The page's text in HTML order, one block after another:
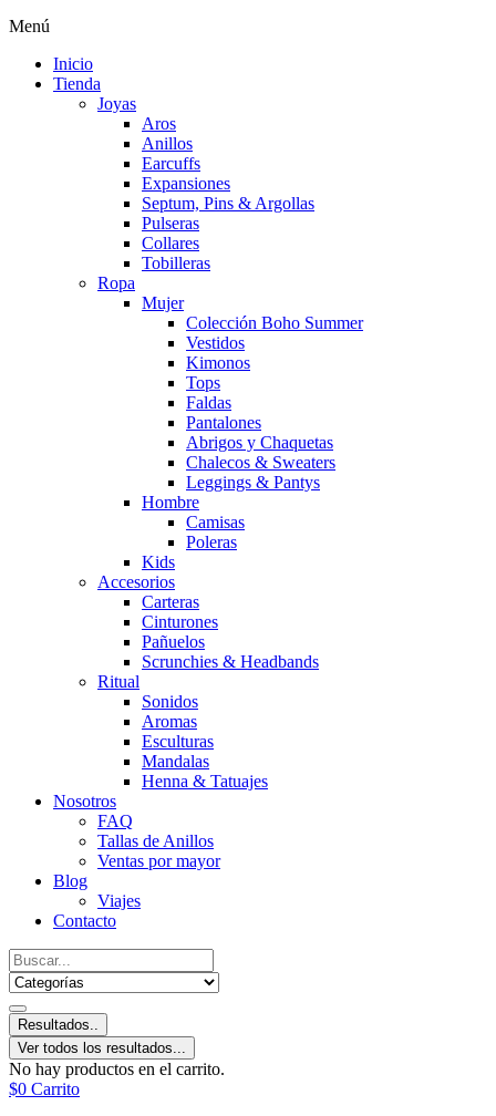
Menú
Inicio
Tienda
Joyas
Aros
Anillos
Earcuffs
Expansiones
Septum, Pins & Argollas
Pulseras
Collares
Tobilleras
Ropa
Mujer
Colección Boho Summer
Vestidos
Kimonos
Tops
Faldas
Pantalones
Abrigos y Chaquetas
Chalecos & Sweaters
Leggings & Pantys
Hombre
Camisas
Poleras
Kids
Accesorios
Carteras
Cinturones
Pañuelos
Scrunchies & Headbands
Ritual
Sonidos
Aromas
Esculturas
Mandalas
Henna & Tatuajes
Nosotros
FAQ
Tallas de Anillos
Ventas por mayor
Blog
Viajes
Contacto
Resultados..
Ver todos los resultados...
No hay productos en el carrito.
$0 Carrito